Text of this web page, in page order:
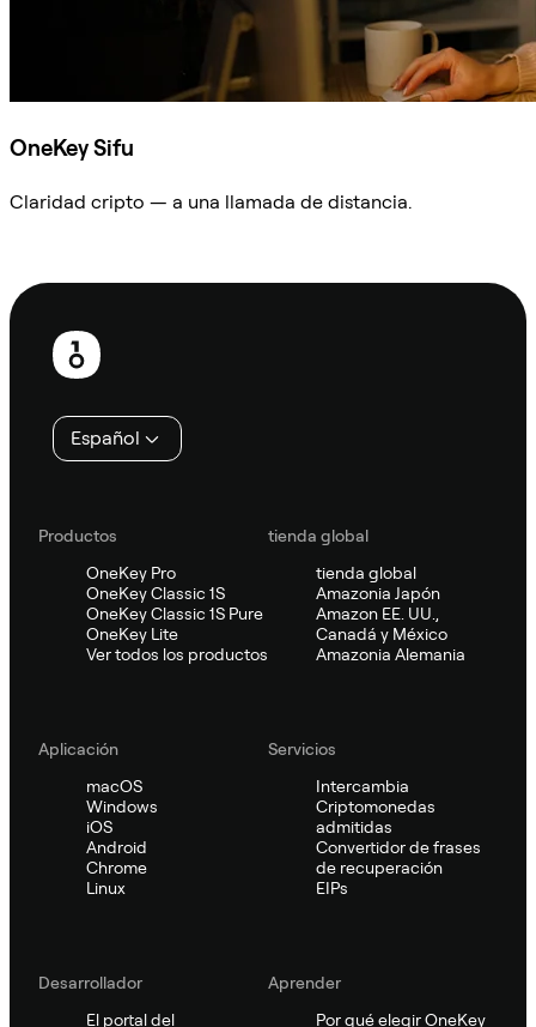
OneKey Sifu
Claridad cripto — a una llamada de distancia.
Pie
página
Español
Productos
OneKey Pro
OneKey Classic 1S
OneKey Classic 1S Pure
OneKey Lite
Ver todos los productos
tienda global
tienda global
Amazonia Japón
Amazon EE. UU.,
Canadá y México
Amazonia Alemania
Aplicación
macOS
Windows
iOS
Android
Chrome
Linux
Servicios
Intercambia
Criptomonedas
admitidas
Convertidor de frases
de recuperación
EIPs
Desarrollador
El portal del
Aprender
Por qué elegir OneKey